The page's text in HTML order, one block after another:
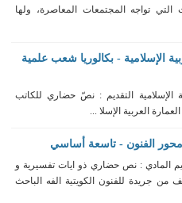
تواجه المجتمعات المعاصرة، ولها
الإسلامية - بكالوريا شعب علمية
الإسلامية التقديم : نصّ حضاري للكاتب
العربية الإسلا ...
الفنون - تاسعة أساسي
المادي : نص حضاري ذو ايات تفسيرية و
جريدة للفنون الكويتية الفه الباحث